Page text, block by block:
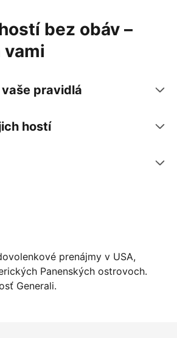
bez obáv –
pravidlá
hostí
ubytovanie
prenájmy v USA,
Panenských ostrovoch.
Generali.